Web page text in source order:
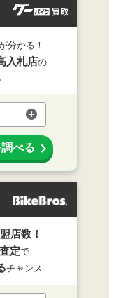
分かる！
入札店の
べる
店数！
定で
チャンス